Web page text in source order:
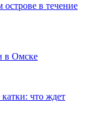
острове в течение
в Омске
что ждет